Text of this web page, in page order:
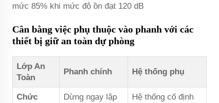
mức 85% khi mức độ ồn đạt 120 dB
Cân bằng việc phụ thuộc vào phanh với các
thiết bị giữ an toàn dự phòng
Lớp An
Toàn
Phanh chính Hệ thống phụ
Chức
Dừng ngay lập
Hệ thống cố định